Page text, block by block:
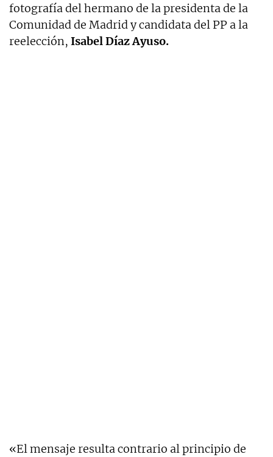
fotografía del hermano de la presidenta de la
Comunidad de Madrid y candidata del PP a la
reelección, Isabel Díaz Ayuso.
«El mensaje resulta contrario al principio de